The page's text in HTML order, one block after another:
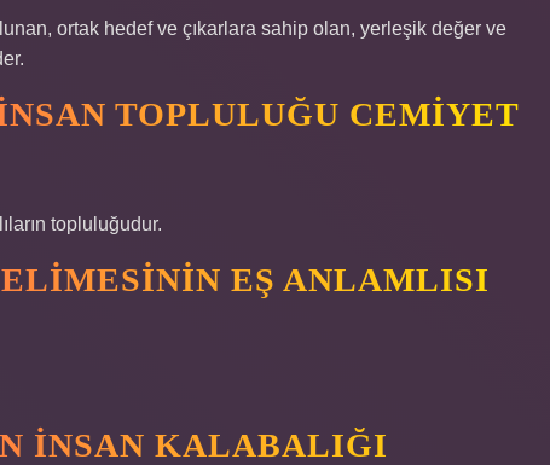
ortak hedef ve çıkarlara sahip olan, yerleşik değer ve
TOPLULUĞU CEMIYET
topluluğudur.
EŞ ANLAMLISI
INSAN KALABALIĞI